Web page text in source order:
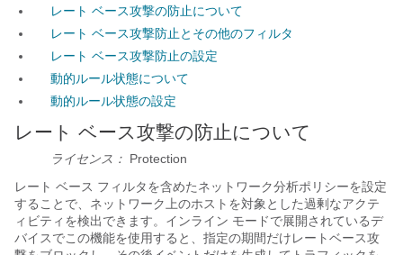
レート ベース攻撃の防止について
レート ベース攻撃防止とその他のフィルタ
レート ベース攻撃防止の設定
動的ルール状態について
動的ルール状態の設定
レート ベース攻撃の防止について
ライセンス： Protection
レート ベース フィルタを含めたネットワーク分析ポリシーを設定
することで、ネットワーク上のホストを対象とした過剰なアクテ
ィビティを検出できます。インライン モードで展開されているデ
バイスでこの機能を使用すると、指定の期間だけレートベース攻